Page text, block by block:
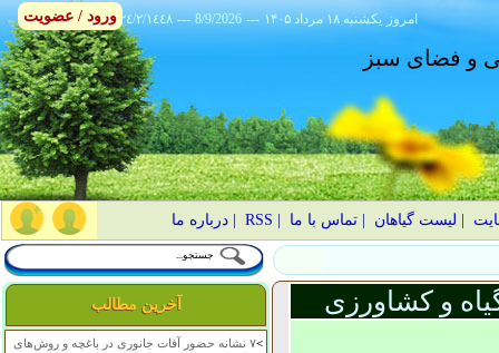
٢٤/٢/١٤٤٨ --- 8/9/2026 --- ۱۴۰۵ يکشنبه ۱۸ مرداد امروز
و فضای سبز
لیست گیاهان |تماس با ما RSS
|درباره ما
آخرین مطالب
>
۷ نشانه حضور آفات جانوری در باغچه و روش‌های
و کشاورزی
ورود / عضویت